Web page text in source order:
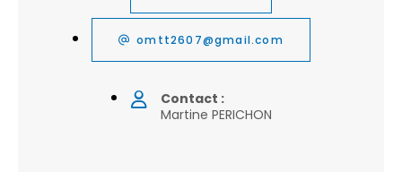
omtt2607@gmail.com
Contact :
Martine PERICHON